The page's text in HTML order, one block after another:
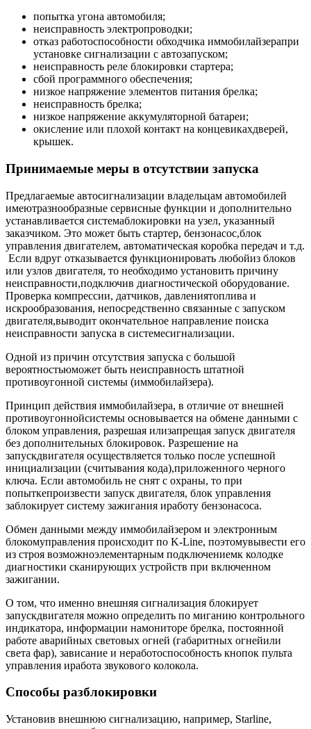
попытка угона автомобиля;
неисправность электропроводки;
отказ работоспособности обходчика иммобилайзерапри
установке сигнализации с автозапуском;
неисправность реле блокировки стартера;
сбой программного обеспечения;
низкое напряжение элементов питания брелка;
неисправность брелка;
низкое напряжение аккумуляторной батареи;
окисление или плохой контакт на концевикахдверей,
крышек.
Принимаемые меры в отсутствии запуска
Предлагаемые автосигнализации владельцам автомобилей
имеютразнообразные сервисные функции и дополнительно
устанавливается системаблокировки на узел, указанный
заказчиком. Это может быть стартер, бензонасос,блок
управления двигателем, автоматическая коробка передач и т.д.
Если вдруг отказывается функционировать любойиз блоков
или узлов двигателя, то необходимо установить причину
неисправности,подключив диагностической оборудование.
Проверка компрессии, датчиков, давлениятоплива и
искрообразования, непосредственно связанные с запуском
двигателя,выводит окончательное направление поиска
неисправности запуска в системесигнализации.
Одной из причин отсутствия запуска с большой
вероятностьюможет быть неисправность штатной
противоугонной системы (иммобилайзера).
Принцип действия иммобилайзера, в отличие от внешней
противоугоннойсистемы основывается на обмене данными с
блоком управления, разрешая илизапрещая запуск двигателя
без дополнительных блокировок. Разрешение на
запускдвигателя осуществляется только после успешной
инициализации (считывания кода),приложенного черного
ключа. Если автомобиль не снят с охраны, то при
попыткепроизвести запуск двигателя, блок управления
заблокирует систему зажигания иработу бензонасоса.
Обмен данными между иммобилайзером и электронным
блокомуправления происходит по K‑Line, поэтомувывести его
из строя возможноэлементарным подключениемк колодке
диагностики сканирующих устройств при включенном
зажигании.
О том, что именно внешняя сигнализация блокирует
запускдвигателя можно определить по миганию контрольного
индикатора, информации намониторе брелка, постоянной
работе аварийных световых огней (габаритных огнейили
света фар), зависание и неработоспособность кнопок пульта
управления иработа звукового колокола.
Способы разблокировки
Установив внешнюю сигнализацию, например, Starline,